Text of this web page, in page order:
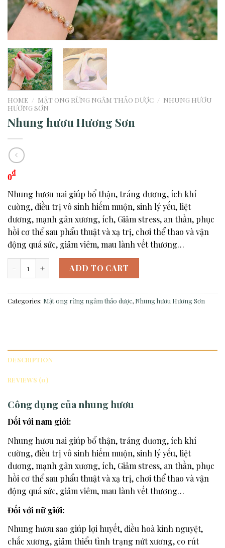
HOME / MẬT ONG RỪNG NGÂM THẢO DƯỢC / NHUNG HƯƠU
HƯƠNG SƠN
Nhung hươu Hương Sơn
0₫
Nhung hươu nai giúp bổ thận, tráng dương, ích khí
cường, điều trị vô sinh hiếm muộn, sinh lý yếu, liệt
dương, mạnh gân xương, ích, Giảm stress, an thần, phục
hồi cơ thể sau phẩu thuật và xạ trị, chơi thể thao và vận
động quá sức, giảm viêm, mau lành vết thương…
Nhung hươu Hương Sơn quantity
ADD TO CART
Categories: Mật ong rừng ngâm thảo dược, Nhung hươu Hương Sơn
DESCRIPTION
REVIEWS (0)
Công dụng của nhung hươu
Đối với nam giới:
Nhung hươu nai giúp bổ thận, tráng dương, ích khí
cường, điều trị vô sinh hiếm muộn, sinh lý yếu, liệt
dương, mạnh gân xương, ích, Giảm stress, an thần, phục
hồi cơ thể sau phẩu thuật và xạ trị, chơi thể thao và vận
động quá sức, giảm viêm, mau lành vết thương…
Đối với nữ giới:
Nhung hươu sao giúp lợi huyết, điều hoà kinh nguyệt,
chắc xương, giảm thiểu tình trạng nứt xương, co rút